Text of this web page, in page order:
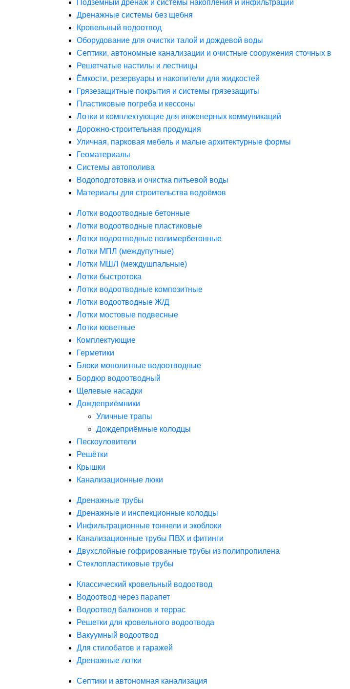
Подземный дренаж и системы накопления и инфильтрации
Дренажные системы без щебня
Кровельный водоотвод
Оборудование для очистки талой и дождевой воды
Септики, автономные канализации и очистные сооружения сточных в
Решетчатые настилы и лестницы
Ёмкости, резервуары и накопители для жидкостей
Грязезащитные покрытия и системы грязезащиты
Пластиковые погреба и кессоны
Лотки и комплектующие для инженерных коммуникаций
Дорожно-строительная продукция
Уличная, парковая мебель и малые архитектурные формы
Геоматериалы
Системы автополива
Водоподготовка и очистка питьевой воды
Материалы для строительства водоёмов
Лотки водоотводные бетонные
Лотки водоотводные пластиковые
Лотки водоотводные полимербетонные
Лотки МПЛ (междупутные)
Лотки МШЛ (междушпальные)
Лотки быстротока
Лотки водоотводные композитные
Лотки водоотводные Ж/Д
Лотки мостовые подвесные
Лотки кюветные
Комплектующие
Герметики
Блоки монолитные водоотводные
Бордюр водоотводный
Щелевые насадки
Дождеприёмники
Уличные трапы
Дождеприёмные колодцы
Пескоуловители
Решётки
Крышки
Канализационные люки
Дренажные трубы
Дренажные и инспекционные колодцы
Инфильтрационные тоннели и экоблоки
Канализационные трубы ПВХ и фитинги
Двухслойные гофрированные трубы из полипропилена
Стеклопластиковые трубы
Классический кровельный водоотвод
Водоотвод через парапет
Водоотвод балконов и террас
Решетки для кровельного водоотвода
Вакуумный водоотвод
Для стилобатов и гаражей
Дренажные лотки
Септики и автономная канализация